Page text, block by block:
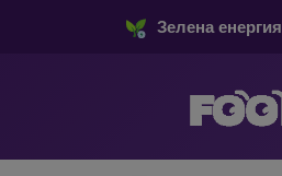
Зелена енергия